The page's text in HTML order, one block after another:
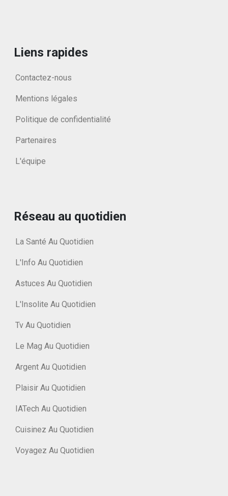
Liens rapides
Contactez-nous
Mentions légales
Politique de confidentialité
Partenaires
L'équipe
Réseau au quotidien
La Santé Au Quotidien
L'Info Au Quotidien
Astuces Au Quotidien
L'Insolite Au Quotidien
Tv Au Quotidien
Le Mag Au Quotidien
Argent Au Quotidien
Plaisir Au Quotidien
IATech Au Quotidien
Cuisinez Au Quotidien
Voyagez Au Quotidien